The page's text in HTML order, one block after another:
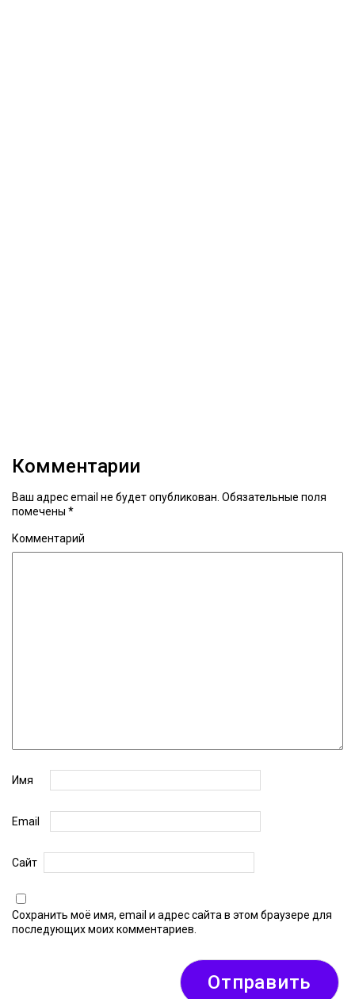
Комментарии
Ваш адрес email не будет опубликован. Обязательные поля
помечены *
Комментарий
Имя
Email
Сайт
Сохранить моё имя, email и адрес сайта в этом браузере для
последующих моих комментариев.